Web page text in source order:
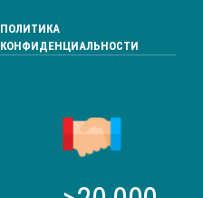
ПОЛИТИКА
КОНФИДЕНЦИАЛЬНОСТИ